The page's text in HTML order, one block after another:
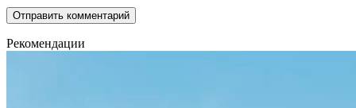
Рекомендации